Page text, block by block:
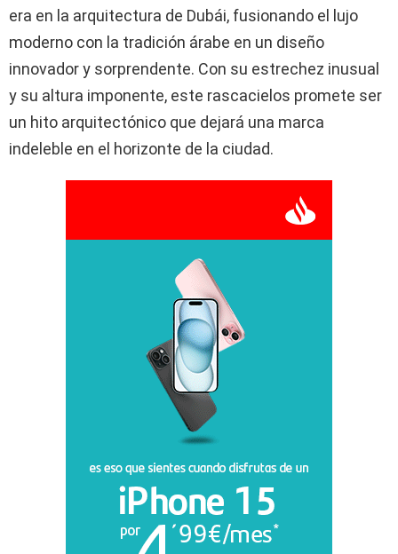
era en la arquitectura de Dubái, fusionando el lujo
moderno con la tradición árabe en un diseño
innovador y sorprendente. Con su estrechez inusual
y su altura imponente, este rascacielos promete ser
un hito arquitectónico que dejará una marca
indeleble en el horizonte de la ciudad.